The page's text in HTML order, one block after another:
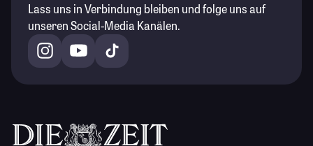
Lass uns in Verbindung bleiben und folge uns auf
unseren Social-Media Kanälen.